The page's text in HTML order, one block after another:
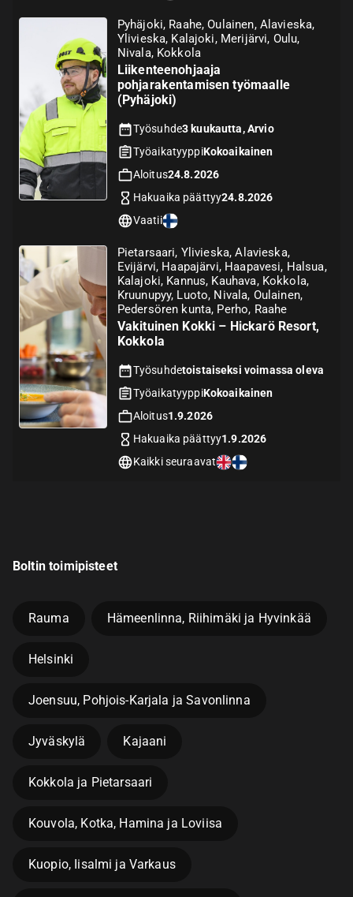
Pyhäjoki, Raahe, Oulainen, Alavieska,
Ylivieska, Kalajoki, Merijärvi, Oulu,
Nivala, Kokkola
Liikenteenohjaaja
pohjarakentamisen työmaalle
(Pyhäjoki)
Työsuhde3 kuukautta, Arvio
TyöaikatyyppiKokoaikainen
Aloitus24.8.2026
Hakuaika päättyy24.8.2026
Vaatii
Pietarsaari, Ylivieska, Alavieska,
Evijärvi, Haapajärvi, Haapavesi, Halsua,
Kalajoki, Kannus, Kauhava, Kokkola,
Kruunupyy, Luoto, Nivala, Oulainen,
Pedersören kunta, Perho, Raahe
Vakituinen Kokki – Hickarö Resort,
Kokkola
Työsuhdetoistaiseksi voimassa oleva
TyöaikatyyppiKokoaikainen
Aloitus1.9.2026
Hakuaika päättyy1.9.2026
Kaikki seuraavat
Boltin toimipisteet
Rauma Hämeenlinna, Riihimäki ja Hyvinkää
Helsinki
Joensuu, Pohjois-Karjala ja Savonlinna
Jyväskylä Kajaani
Kokkola ja Pietarsaari
Kouvola, Kotka, Hamina ja Loviisa
Kuopio, Iisalmi ja Varkaus